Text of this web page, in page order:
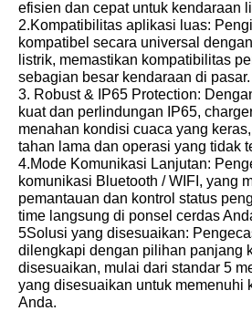
efisien dan cepat untuk kendaraan
2.Kompatibilitas aplikasi luas:
kompatibel secara universal
listrik, memastikan kompatibilitas
sebagian besar kendaraan di pasar.
3. Robust & IP65 Protection:
kuat dan perlindungan IP65,
menahan kondisi cuaca yang
tahan lama dan operasi yang tidak
4.Mode Komunikasi Lanjutan:
komunikasi Bluetooth / WIFI, yang
pemantauan dan kontrol status
time langsung di ponsel cerdas
5Solusi yang disesuaikan:
dilengkapi dengan pilihan panjang
disesuaikan, mulai dari standar 5
yang disesuaikan untuk memenuhi
Anda.